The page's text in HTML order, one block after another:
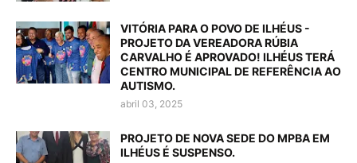
VITÓRIA PARA O POVO DE ILHÉUS -
PROJETO DA VEREADORA RÚBIA
CARVALHO É APROVADO! ILHÉUS TERÁ
CENTRO MUNICIPAL DE REFERÊNCIA AO
AUTISMO.
abril 03, 2025
PROJETO DE NOVA SEDE DO MPBA EM
ILHÉUS É SUSPENSO.